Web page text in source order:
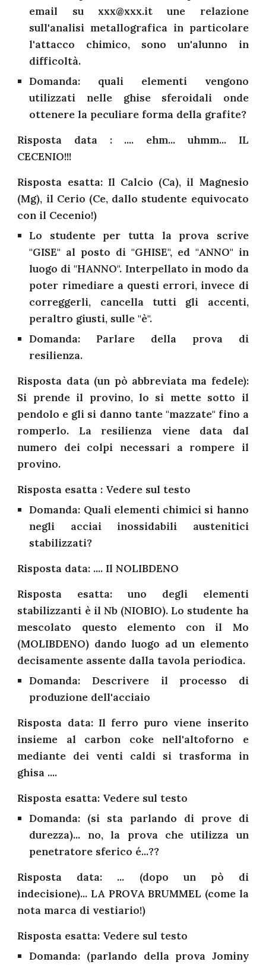
email su xxx@xxx.it une relazione
sull'analisi metallografica in particolare
l'attacco chimico, sono un'alunno in
difficoltà.
Domanda: quali elementi vengono
utilizzati nelle ghise sferoidali onde
ottenere la peculiare forma della grafite?
Risposta data : .... ehm... uhmm... IL
CECENIO!!!
Risposta esatta: Il Calcio (Ca), il Magnesio
(Mg), il Cerio (Ce, dallo studente equivocato
con il Cecenio!)
Lo studente per tutta la prova scrive
"GISE" al posto di "GHISE", ed "ANNO" in
luogo di "HANNO". Interpellato in modo da
poter rimediare a questi errori, invece di
correggerli, cancella tutti gli accenti,
peraltro giusti, sulle "è".
Domanda: Parlare della prova di
resilienza.
Risposta data (un pò abbreviata ma fedele):
Si prende il provino, lo si mette sotto il
pendolo e gli si danno tante "mazzate" fino a
romperlo. La resilienza viene data dal
numero dei colpi necessari a rompere il
provino.
Risposta esatta : Vedere sul testo
Domanda: Quali elementi chimici si hanno
negli acciai inossidabili austenitici
stabilizzati?
Risposta data: .... Il NOLIBDENO
Risposta esatta: uno degli elementi
stabilizzanti è il Nb (NIOBIO). Lo studente ha
mescolato questo elemento con il Mo
(MOLIBDENO) dando luogo ad un elemento
decisamente assente dalla tavola periodica.
Domanda: Descrivere il processo di
produzione dell'acciaio
Risposta data: Il ferro puro viene inserito
insieme al carbon coke nell'altoforno e
mediante dei venti caldi si trasforma in
ghisa ....
Risposta esatta: Vedere sul testo
Domanda: (si sta parlando di prove di
durezza)... no, la prova che utilizza un
penetratore sferico é...??
Risposta data: ... (dopo un pò di
indecisione)... LA PROVA BRUMMEL (come la
nota marca di vestiario!)
Risposta esatta: Vedere sul testo
Domanda: (parlando della prova Jominy